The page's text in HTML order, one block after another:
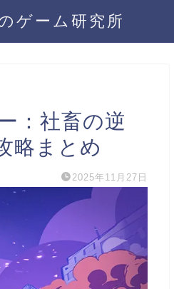
ゲーム研究所
：社畜の逆
略まとめ
2025年11月27日